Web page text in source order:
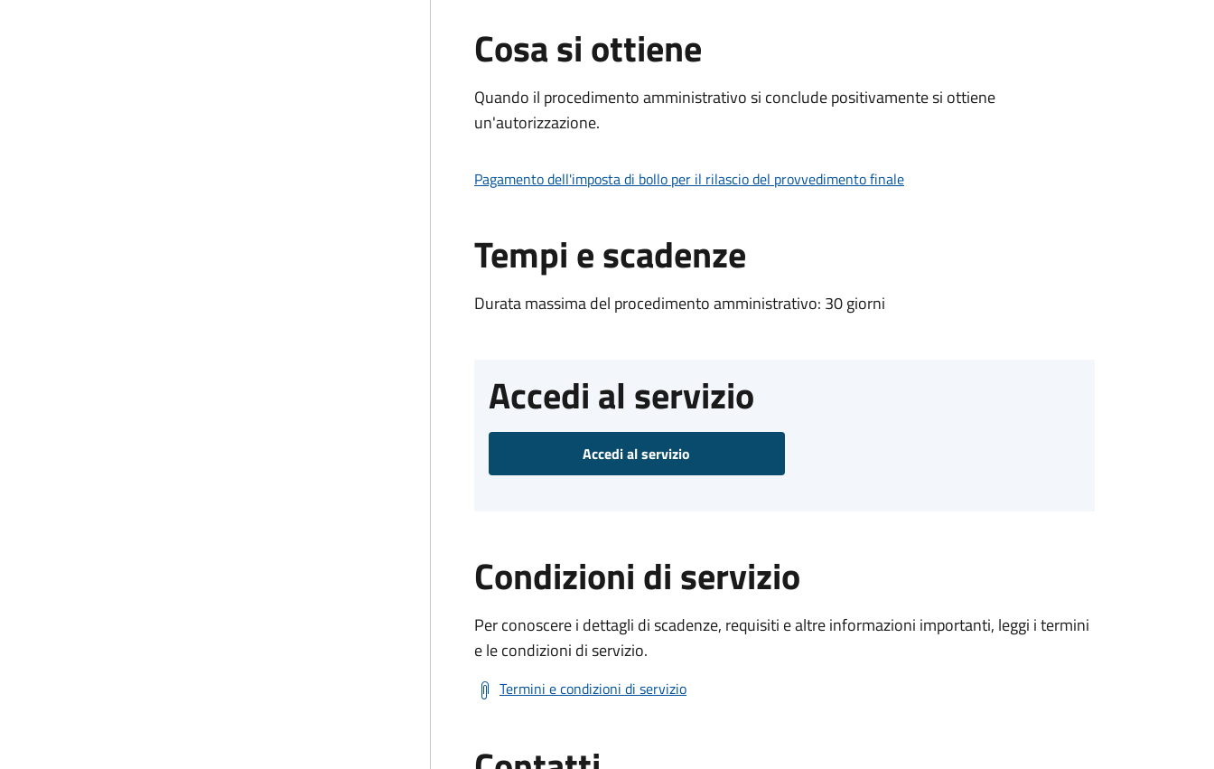
Cosa si ottiene
Quando il procedimento amministrativo si conclude positivamente si ottiene
un'autorizzazione.
Pagamento dell'imposta di bollo per il rilascio del provvedimento finale
Tempi e scadenze
Durata massima del procedimento amministrativo: 30 giorni
Accedi al servizio
Accedi al servizio
Condizioni di servizio
Per conoscere i dettagli di scadenze, requisiti e altre informazioni importanti, leggi i termini
e le condizioni di servizio.
Termini e condizioni di servizio